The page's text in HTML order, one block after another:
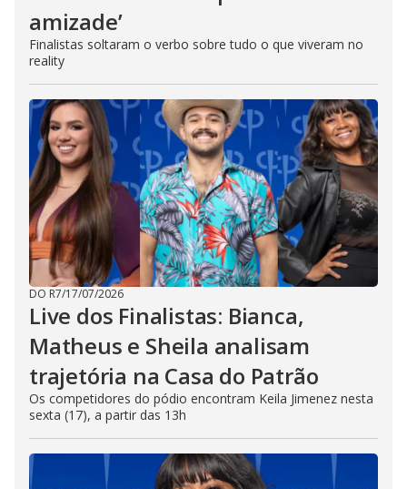
amizade’
Finalistas soltaram o verbo sobre tudo o que viveram no
reality
DO R7/17/07/2026
Live dos Finalistas: Bianca,
Matheus e Sheila analisam
trajetória na Casa do Patrão
Os competidores do pódio encontram Keila Jimenez nesta
sexta (17), a partir das 13h